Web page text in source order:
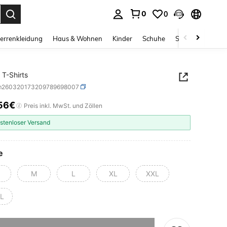
0 0
Haus & Wohnen Kinder Schuhe Schmuck &
T-Shirts
AND AVAILABILITY
Preis inkl. MwSt. und Zöllen
Versand
M L XL XXL